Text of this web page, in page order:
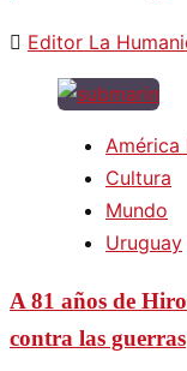
Editor La
América
Cultura
Mundo
Uruguay
A 81 años de
contra las guerras